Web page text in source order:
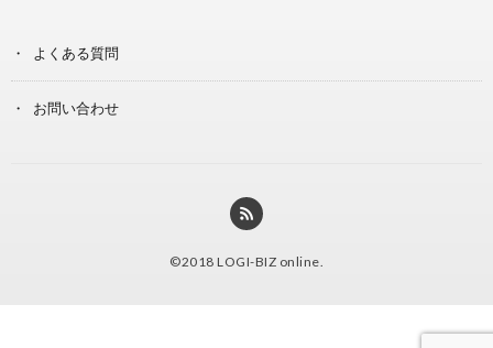
よくある質問
お問い合わせ
©2018 LOGI-BIZ online